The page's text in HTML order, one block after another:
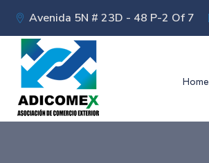
Avenida 5N # 23D - 48 P-2 Of 7
Home